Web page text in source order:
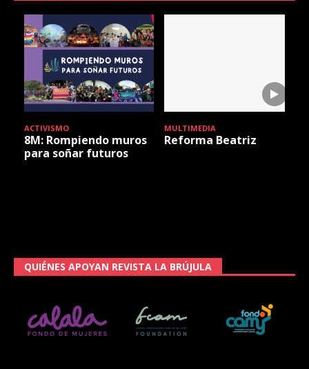
ACTIVISMO
8M: Rompiendo muros
para soñar futuros
MULTIMEDIA
Reforma Beatriz
QUIÉNES APOYAN REVISTA LA BRÚJULA